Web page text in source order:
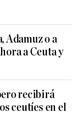
Adamuz o a
a Ceuta y
recibirá
ceutíes en el